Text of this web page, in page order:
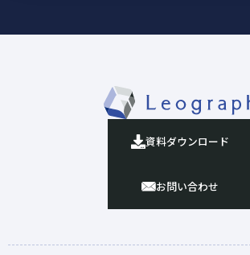
資料ダウンロード
お問い合わせ